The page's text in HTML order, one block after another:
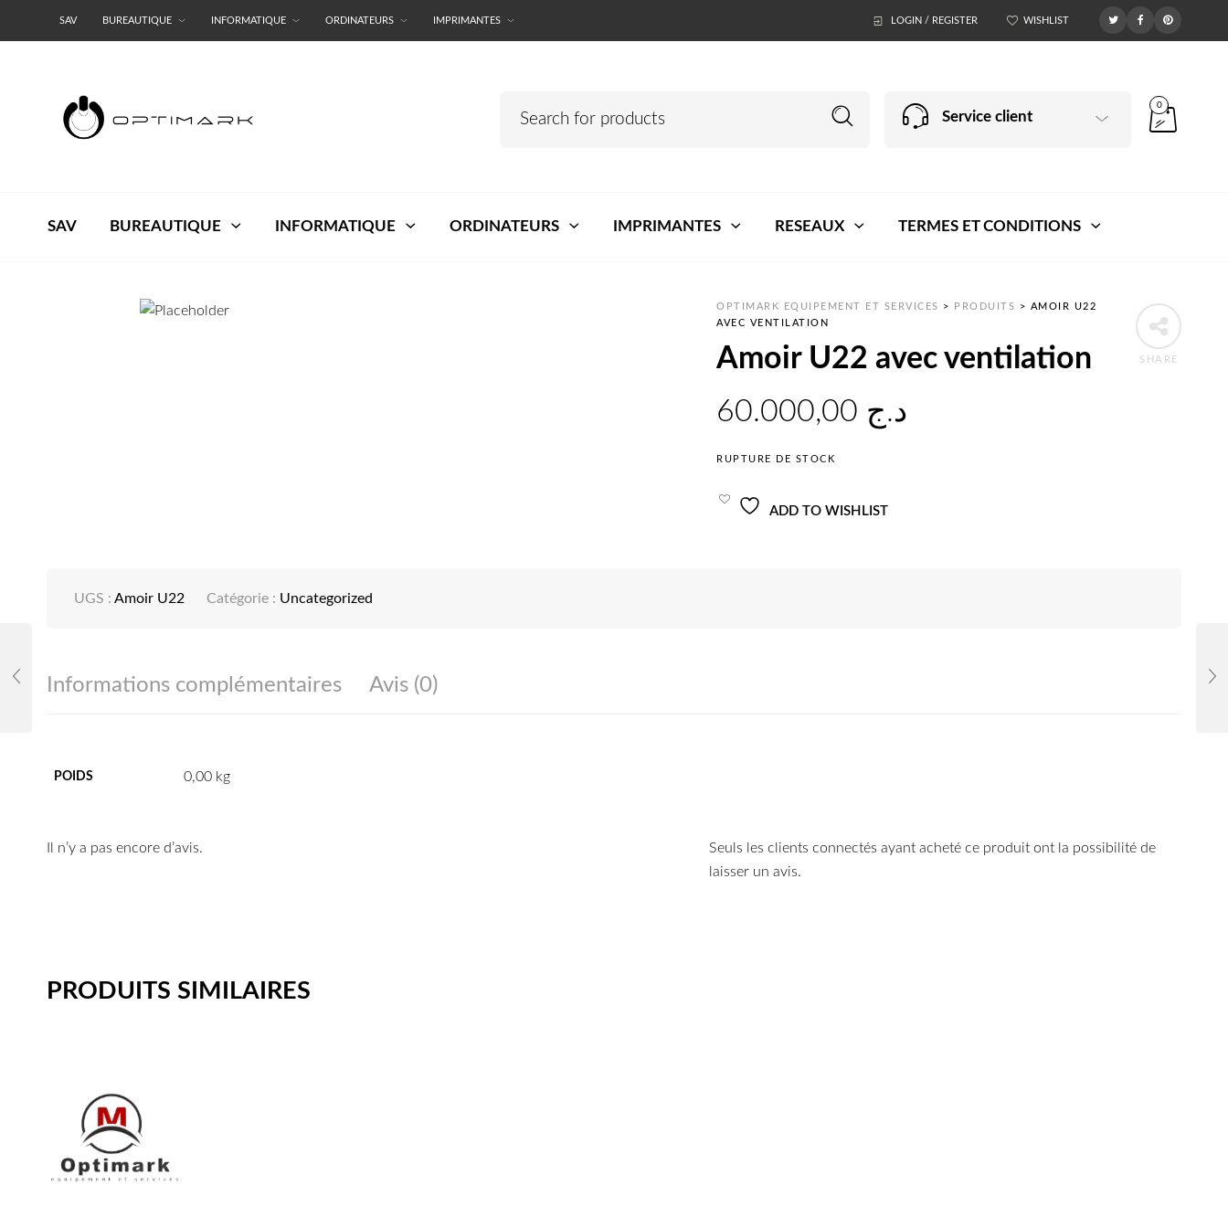
SAV BUREAUTIQUE INFORMATIQUE ORDINATEURS IMPRIMANTES LOGIN / REGISTER WISHLIST
Service client
0
SAV BUREAUTIQUE INFORMATIQUE ORDINATEURS IMPRIMANTES RESEAUX TERMES ET CONDITIONS
SHARE
OPTIMARK EQUIPEMENT ET SERVICES > PRODUITS > AMOIR U22
AVEC VENTILATION
Amoir U22 avec ventilation
د.ج
RUPTURE DE STOCK
ADD TO WISHLIST
UGS : Amoir U22 Catégorie : Uncategorized
Informations complémentaires Avis (0)
POIDS 0,00 kg
Il n’y a pas encore d’avis.
Seuls les clients connectés ayant acheté ce produit ont la possibilité de
laisser un avis.
PRODUITS SIMILAIRES